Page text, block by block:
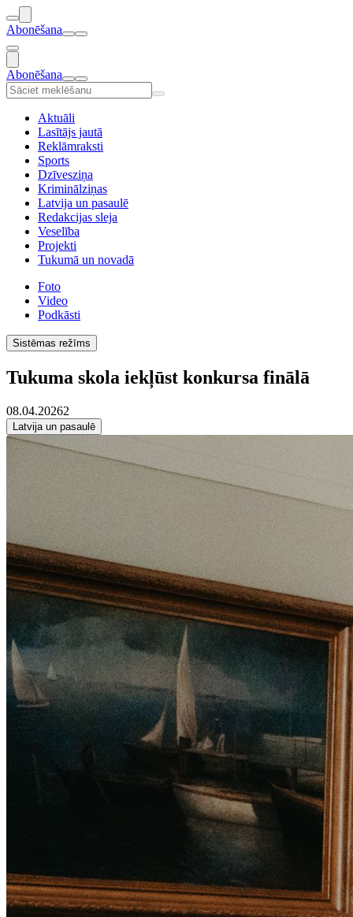
Abonēšana
Abonēšana
Aktuāli
Lasītājs jautā
Reklāmraksti
Sports
Dzīvesziņa
Kriminālziņas
Latvija un pasaulē
Redakcijas sleja
Veselība
Projekti
Tukumā un novadā
Foto
Video
Podkāsti
Sistēmas režīms
Tukuma skola iekļūst konkursa finālā
08.04.20262
Latvija un pasaulē